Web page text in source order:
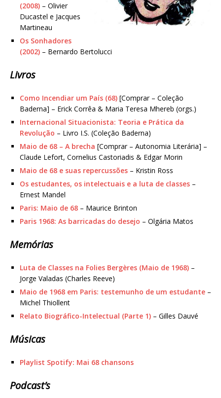
(2008) – Olivier
Ducastel e Jacques
Martineau
Os Sonhadores
(2002) – Bernardo Bertolucci
Livros
Como Incendiar um País (68) [Comprar – Coleção
Baderna] – Erick Corrêa & Maria Teresa Mhereb (orgs.)
Internacional Situacionista: Teoria e Prática da
Revolução – Livro I.S. (Coleção Baderna)
Maio de 68 – A brecha [Comprar – Autonomia Literária] –
Claude Lefort, Cornelius Castoriadis & Edgar Morin
Maio de 68 e suas repercussões – Kristin Ross
Os estudantes, os intelectuais e a luta de classes –
Ernest Mandel
Paris: Maio de 68 – Maurice Brinton
Paris 1968: As barricadas do desejo – Olgária Matos
Memórias
Luta de Classes na Folies Bergères (Maio de 1968) –
Jorge Valadas (Charles Reeve)
Maio de 1968 em Paris: testemunho de um estudante –
Michel Thiollent
Relato Biográfico-Intelectual (Parte 1) – Gilles Dauvé
Músicas
Playlist Spotify: Mai 68 chansons
Podcast’s